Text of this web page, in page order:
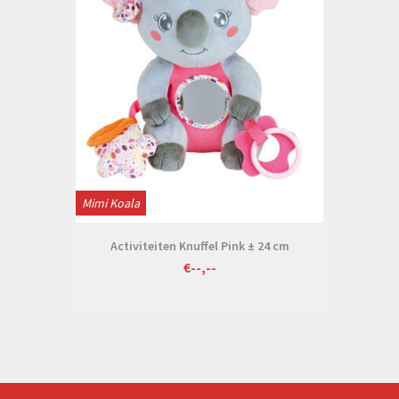
Mimi Koala
Activiteiten Knuffel Pink ± 24 cm
€--,--